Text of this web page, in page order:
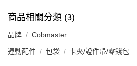
商品相關分類 (3)
品牌 Cobmaster
運動配件 包袋 卡夾/證件帶/零錢包